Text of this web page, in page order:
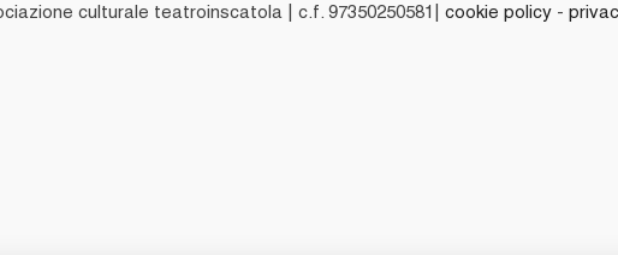
culturale teatroinscatola | c.f. 97350250581| cookie policy -